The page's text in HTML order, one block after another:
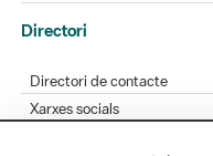
Directori
Directori de contacte
Xarxes socials